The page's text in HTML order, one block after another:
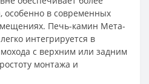
особенно в современных
Печь-камин Мета-
интегрируется в
с верхним или задним
монтажа и